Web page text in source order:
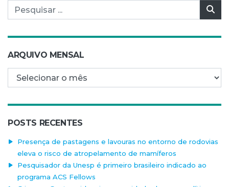
Pesquisar por:
ARQUIVO MENSAL
Arquivo mensal
POSTS RECENTES
Presença de pastagens e lavouras no entorno de rodovias
eleva o risco de atropelamento de mamíferos
Pesquisador da Unesp é primeiro brasileiro indicado ao
programa ACS Fellows